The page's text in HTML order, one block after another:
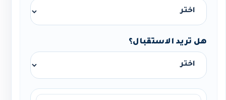
هل تريد الاستقبال؟